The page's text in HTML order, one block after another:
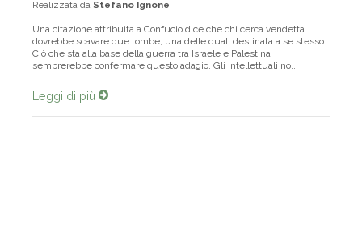
Realizzata da Stefano Ignone
Una citazione attribuita a Confucio dice che chi cerca vendetta
dovrebbe scavare due tombe, una delle quali destinata a se stesso.
Ciò che sta alla base della guerra tra Israele e Palestina
sembrerebbe confermare questo adagio. Gli intellettuali no...
Leggi di più